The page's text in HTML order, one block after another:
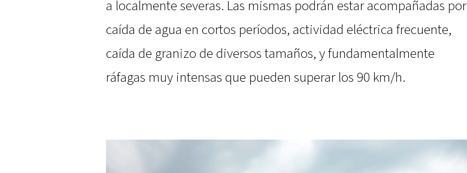
a localmente severas. Las mismas podrán estar acompañadas por
caída de agua en cortos períodos, actividad eléctrica frecuente,
caída de granizo de diversos tamaños, y fundamentalmente
ráfagas muy intensas que pueden superar los 90 km/h.